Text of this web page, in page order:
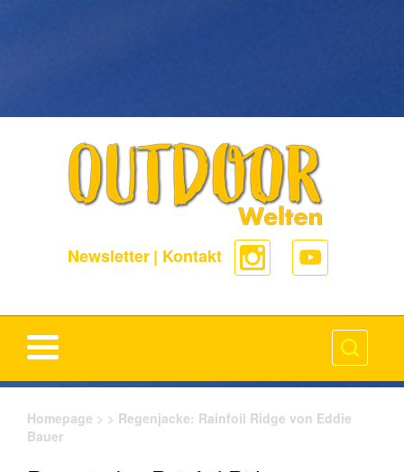
Newsletter | Kontakt
Homepage > > Regenjacke: Rainfoil Ridge von Eddie
Bauer